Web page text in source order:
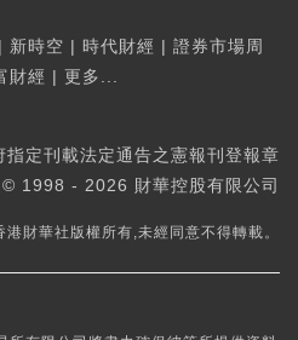
| 新時空 | 時代財經 | 證券市場周
財經 | 更多...
指定刊載法定通告之憲報刊登報章
1998 - 2026 財華控股有限公司
港財華社版權所有,未經同意不得轉載。